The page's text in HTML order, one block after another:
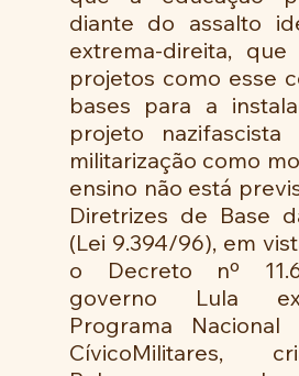
diante do assalto
extrema-direita,
projetos como esse
bases para a
projeto
militarização como
ensino não está
Diretrizes de Base
(Lei 9.394/96), em
o Decreto nº
governo Lula
Programa Nacional
CívicoMilitares,